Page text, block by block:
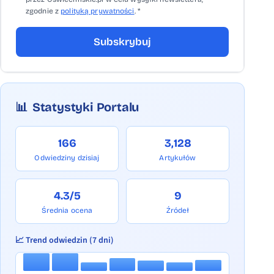
zgodnie z polityką prywatności. *
Subskrybuj
📊 Statystyki Portalu
166
Odwiedziny dzisiaj
3,128
Artykułów
4.3/5
Średnia ocena
9
Źródeł
📈 Trend odwiedzin (7 dni)